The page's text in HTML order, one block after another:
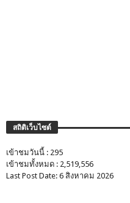
สถิติเว็บไซต์
เข้าชมวันนี้ : 295
เข้าชมทั้งหมด : 2,519,556
Last Post Date: 6 สิงหาคม 2026